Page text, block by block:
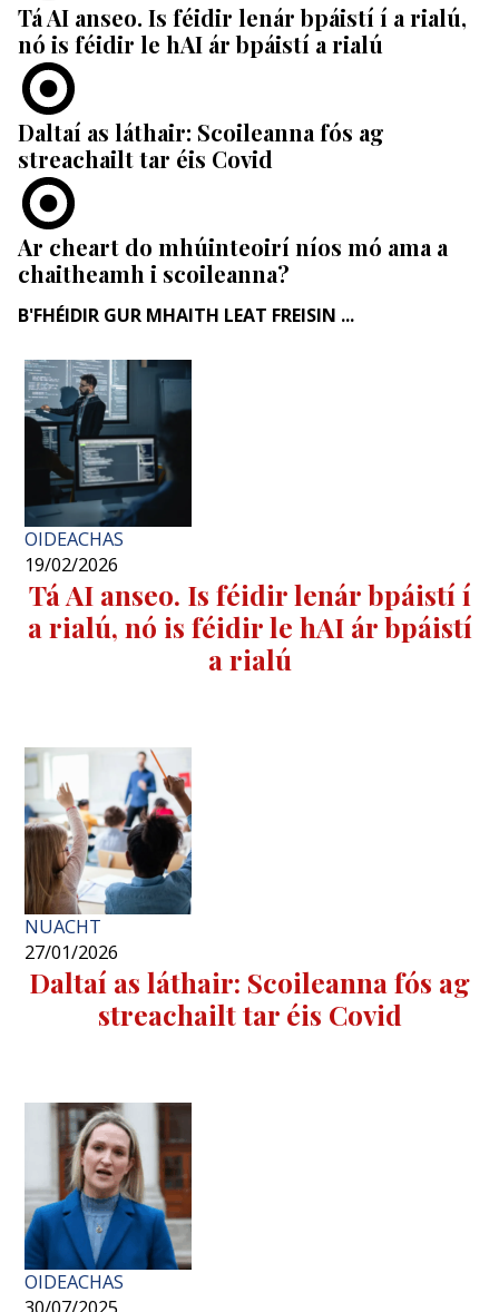
Tá AI anseo. Is féidir lenár bpáistí í a rialú,
nó is féidir le hAI ár bpáistí a rialú
Daltaí as láthair: Scoileanna fós ag
streachailt tar éis Covid
Ar cheart do mhúinteoirí níos mó ama a
chaitheamh i scoileanna?
B'FHÉIDIR GUR MHAITH LEAT FREISIN ...
OIDEACHAS
19/02/2026
Tá AI anseo. Is féidir lenár bpáistí í
a rialú, nó is féidir le hAI ár bpáistí
a rialú
NUACHT
27/01/2026
Daltaí as láthair: Scoileanna fós ag
streachailt tar éis Covid
OIDEACHAS